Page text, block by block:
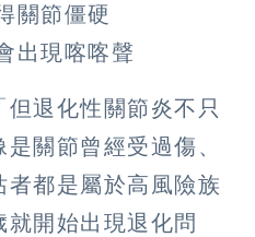
關節僵硬
出現喀喀聲
退化性關節炎不只
關節曾經受過傷、
都是屬於高風險族
開始出現退化問